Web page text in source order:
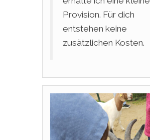
Provision. Für dich
entstehen keine
zusätzlichen Kosten.